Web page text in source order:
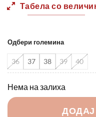
Табела со
Одбери големина
36 37 38 39 40
Нема на залиха